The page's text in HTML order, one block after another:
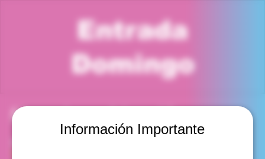
Información Importante
Entrada
Domingo
Horario y ubicación